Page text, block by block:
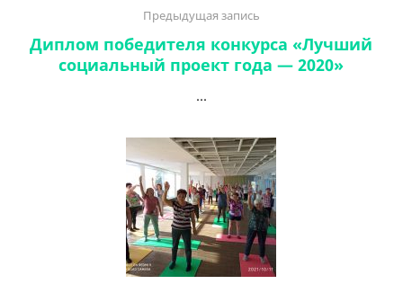
Предыдущая запись
Диплом победителя конкурса «Лучший
социальный проект года — 2020»
...